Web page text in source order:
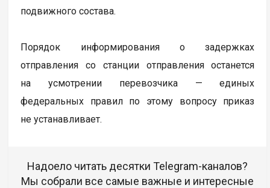
подвижного состава.
Порядок информирования о задержках
отправления со станции отправления останется
на усмотрении перевозчика — единых
федеральных правил по этому вопросу приказ
не устанавливает.
Надоело читать десятки Telegram-каналов?
Мы собрали все самые важные и интересные